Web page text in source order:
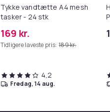
Tykke vandtætte A4 mesh
tasker - 24 stk
169 kr.
Tidligere laveste pris: 189 kr.
4,2
fredag, 14 aug.